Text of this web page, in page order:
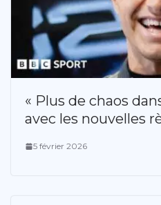
« Plus de chaos
avec les nouvelles
5 février 2026